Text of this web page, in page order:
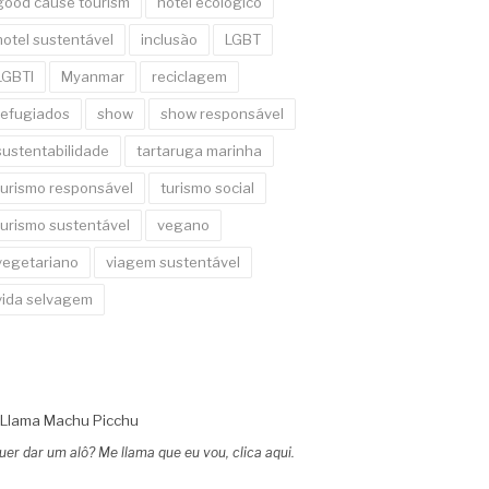
sustentável inclusão LGBT
Myanmar reciclagem
show show responsável
tartaruga marinha
responsável turismo social
sustentável vegano
viagem sustentável
selvagem
dar um alô? Me llama que eu vou, clica aqui.